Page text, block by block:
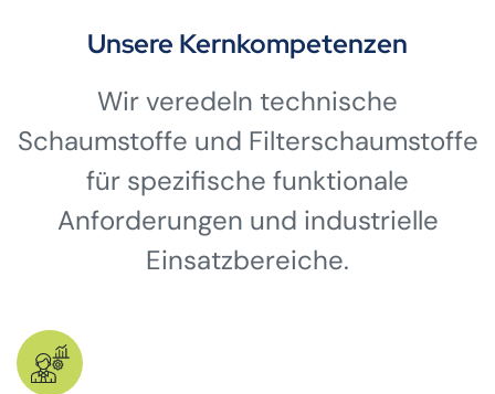
Unsere Kernkompetenzen
Wir veredeln technische
Schaumstoffe und Filterschaumstoffe
für spezifische funktionale
Anforderungen und industrielle
Einsatzbereiche.